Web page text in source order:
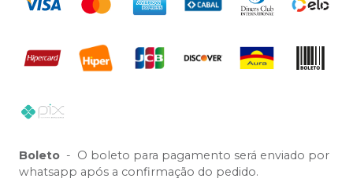
Boleto - O boleto para pagamento será enviado por
whatsapp após a confirmação do pedido.